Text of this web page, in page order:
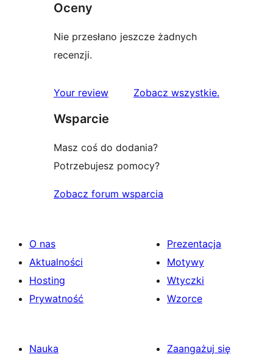
Oceny
Nie przesłano jeszcze żadnych
recenzji.
Your review Zobacz wszystkierecenzje
.
Wsparcie
Masz coś do dodania?
Potrzebujesz pomocy?
Zobacz forum wsparcia
O nas
Aktualności
Hosting
Prywatność
Prezentacja
Motywy
Wtyczki
Wzorce
Nauka
Zaangażuj się